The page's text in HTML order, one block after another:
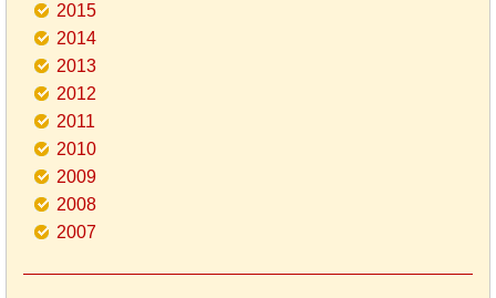
2015
2014
2013
2012
2011
2010
2009
2008
2007